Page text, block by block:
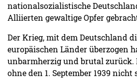
nationalsozialistische
Alliierten gewaltige Opfer
Der Krieg, mit dem Deutschland
europäischen Länder überzogen
unbarmherzig und brutal zurück.
ohne den 1. September 1939